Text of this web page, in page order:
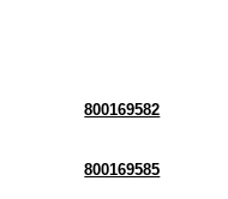
800169582
800169585